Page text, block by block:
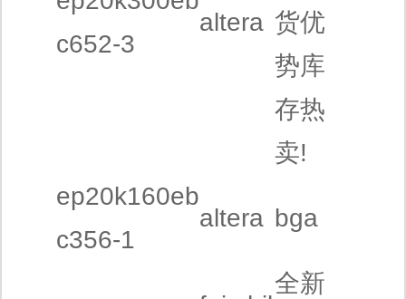
c652-3
altera 货优
势库
存热
卖!
ep20k160eb
c356-1
altera bga
全新